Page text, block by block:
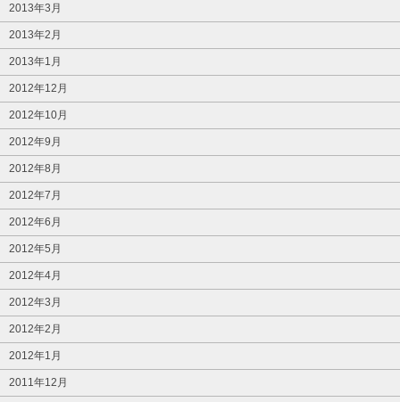
2013年3月
2013年2月
2013年1月
2012年12月
2012年10月
2012年9月
2012年8月
2012年7月
2012年6月
2012年5月
2012年4月
2012年3月
2012年2月
2012年1月
2011年12月